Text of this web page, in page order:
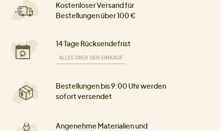
Kostenloser Versand für
Bestellungen über 100 €
14 Tage Rücksendefrist
ALLES ÜBER DEN EINKAUF
Bestellungen bis 9:00 Uhr werden
sofort versendet
Angenehme Materialien und